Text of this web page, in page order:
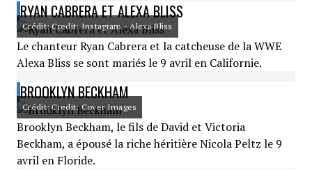
RYAN CABRERA ET ALEXA BLISS
Crédit: Credit: Instagram - Alexa Bliss
Le chanteur Ryan Cabrera et la catcheuse de la WWE
Alexa Bliss se sont mariés le 9 avril en Californie.
BROOKLYN BECKHAM
Crédit: Credit: Cover Images
Brooklyn Beckham, le fils de David et Victoria
Beckham, a épousé la riche héritière Nicola Peltz le 9
avril en Floride.